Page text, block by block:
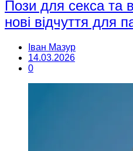
Пози для секса та
нові відчуття для
Іван Мазур
14.03.2026
0